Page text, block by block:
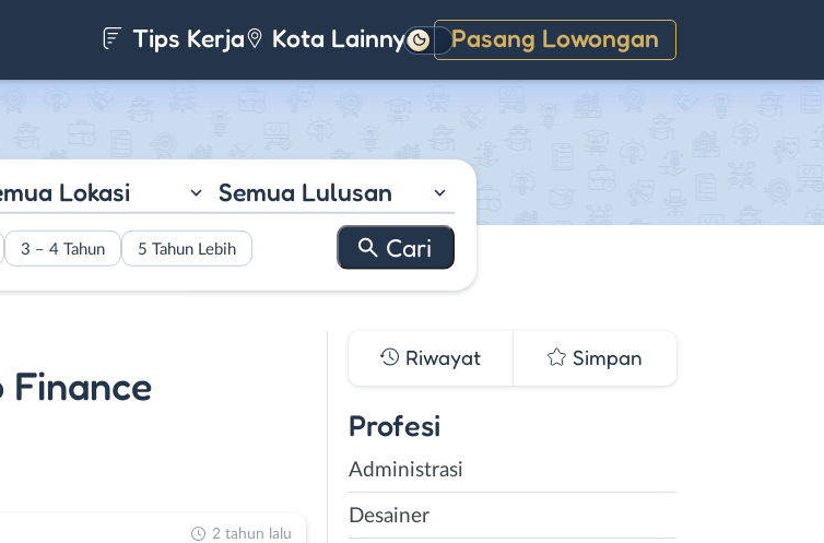
Tips Kerja Kota Lainnya Pasang Lowongan
Gelap
Lokasi Semua Lulusan
3 – 4 Tahun 5 Tahun Lebih
Finance
2 tahun lalu
Riwayat Simpan
Profesi
Administrasi
Desainer